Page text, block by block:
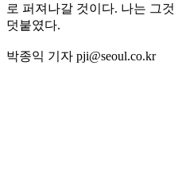
로 퍼져나갈 것이다. 나는 그
덧붙였다.
박종익 기자 pji@seoul.co.kr